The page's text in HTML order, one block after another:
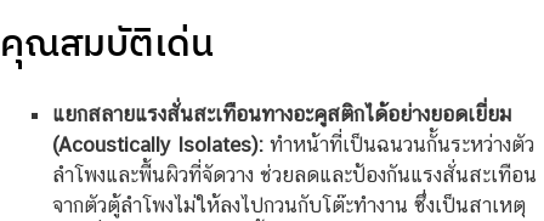
คุณสมบัติเด่น
แยกสลายแรงสั่นสะเทือนทางอะคูสติกได้อย่างยอดเยี่ยม
(Acoustically Isolates):ทำหน้าที่เป็นฉนวนกั้นระหว่างตัว
ลำโพงและพื้นผิวที่จัดวาง ช่วยลดและป้องกันแรงสั่นสะเทือน
จากตัวตู้ลำโพงไม่ให้ลงไปกวนกับโต๊ะทำงาน ซึ่งเป็นสาเหตุ